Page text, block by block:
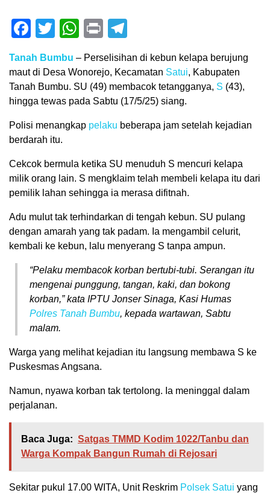
Facebook
Twitter
WhatsApp
Print
Tanah Bumbu – Perselisihan di kebun kelapa berujung
maut di Desa Wonorejo, Kecamatan Satui, Kabupaten
Tanah Bumbu. SU (49) membacok tetangganya, S (43),
hingga tewas pada Sabtu (17/5/25) siang.
Polisi menangkap pelaku beberapa jam setelah kejadian
berdarah itu.
Cekcok bermula ketika SU menuduh S mencuri kelapa
milik orang lain. S mengklaim telah membeli kelapa itu dari
pemilik lahan sehingga ia merasa difitnah.
Adu mulut tak terhindarkan di tengah kebun. SU pulang
dengan amarah yang tak padam. Ia mengambil celurit,
kembali ke kebun, lalu menyerang S tanpa ampun.
“Pelaku membacok korban bertubi-tubi. Serangan itu
mengenai punggung, tangan, kaki, dan bokong
korban,”kata IPTU Jonser Sinaga, Kasi Humas
Polres Tanah Bumbu, kepada wartawan, Sabtu
malam.
Warga yang melihat kejadian itu langsung membawa S ke
Puskesmas Angsana.
Namun, nyawa korban tak tertolong. Ia meninggal dalam
perjalanan.
Baca Juga: Satgas TMMD Kodim 1022/Tanbu dan
Warga Kompak Bangun Rumah di Rejosari
Sekitar pukul 17.00 WITA, Unit Reskrim Polsek Satui yang